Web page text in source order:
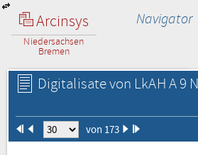
Arcinsys
Niedersachsen
Bremen
Navigator
Digitalisate von LkAH A 9
von 173